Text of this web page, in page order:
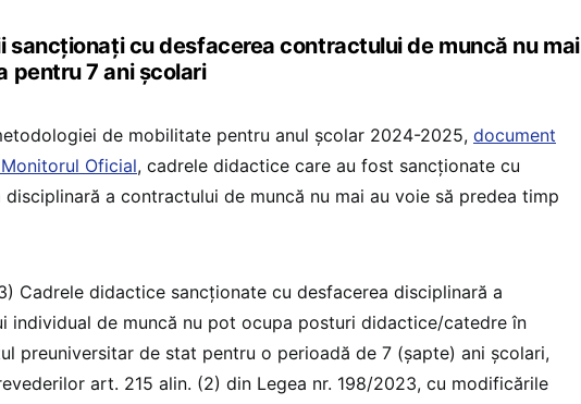
sancționați cu desfacerea contractului de muncă nu mai
pentru 7 ani școlari
de mobilitate pentru anul școlar 2024-2025, document
Oficial, cadrele didactice care au fost sancționate cu
disciplinară a contractului de muncă nu mai au voie să predea timp
Cadrele didactice sancționate cu desfacerea disciplinară a
individual de muncă nu pot ocupa posturi didactice/catedre în
preuniversitar de stat pentru o perioadă de 7 (şapte) ani şcolari,
art. 215 alin. (2) din Legea nr. 198/2023, cu modificările